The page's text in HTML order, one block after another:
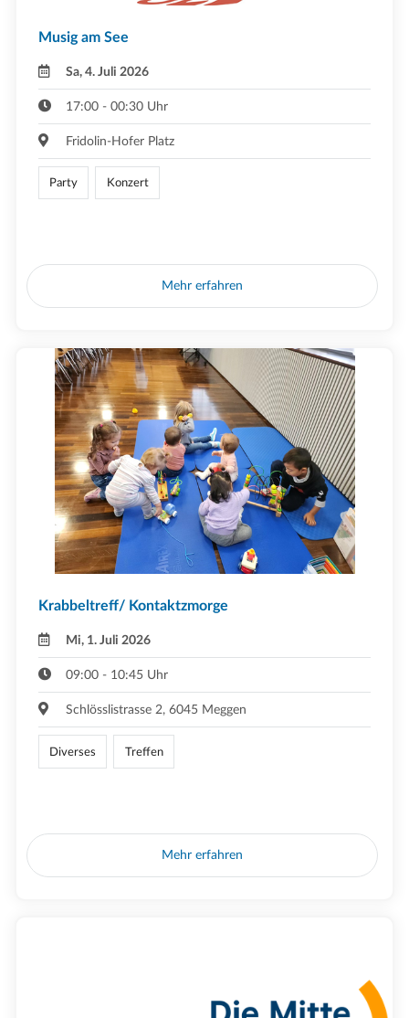
Musig am See
Sa, 4. Juli 2026
17:00 - 00:30 Uhr
Fridolin-Hofer Platz
Party Konzert
Mehr erfahren
Krabbeltreff/ Kontaktzmorge
Mi, 1. Juli 2026
09:00 - 10:45 Uhr
Schlösslistrasse 2, 6045 Meggen
Diverses Treffen
Mehr erfahren